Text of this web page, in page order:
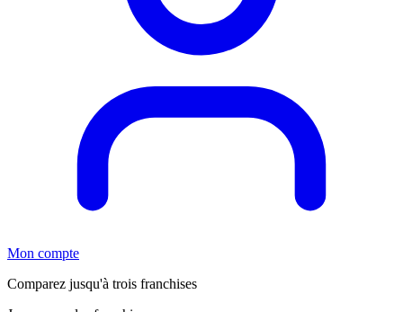
Mon compte
Comparez jusqu'à trois franchises